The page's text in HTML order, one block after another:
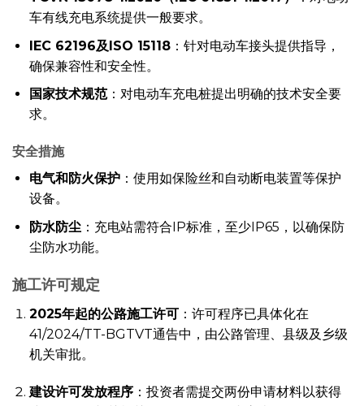
车有线充电系统提供一般要求。
IEC 62196及ISO 15118：针对电动车接头提供指导，
确保兼容性和安全性。
国家技术规范：对电动车充电桩提出明确的技术安全要
求。
安全措施
电气和防火保护：使用如保险丝和自动断电装置等保护
设备。
防水防尘：充电站需符合IP标准，至少IP65，以确保防
尘防水功能。
施工许可规定
2025年起的公路施工许可：许可程序已具体化在
41/2024/TT-BGTVT通告中，由公路管理、县级及乡级
机关审批。
建设许可发放程序：投资者需提交两份申请材料以获得